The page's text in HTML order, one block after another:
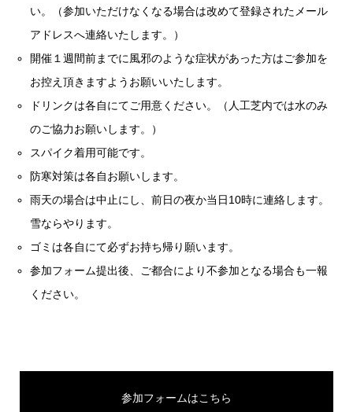
い。（参加いただけなくなる場合は改めて登録されたメール
アドレスへ連絡いたします。）
開催１週間前までに風邪のような症状があった方はご参加を
お控え頂きますようお願いいたします。
ドリンクは各自にてご用意ください。（人工芝内では水のみ
のご協力お願いします。）
スパイク着用可能です。
防寒対策は各自お願いします。
雨天の場合は中止にし、前日の夜か当日10時に連絡します。
雪ならやります。
ゴミは各自にて必ずお持ち帰り願います。
参加フォーム提出後、ご都合により不参加となる場合も一報
ください。
参加フォームはこちら